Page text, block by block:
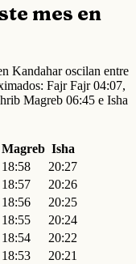
mes en
Kandahar oscilan entre
Fajr Fajr 04:07,
Magreb 06:45 e Isha
Magreb Isha
18:58
20:27
18:57
20:26
18:56
20:25
18:55
20:24
18:54
20:22
18:53
20:21